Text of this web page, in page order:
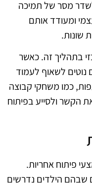
מסר של תמיכה
ומעודד אותם
שונות.
בתהליך זה. כאשר
לשאוף לעמוד
כמו משחקי קבוצה
הקשר ולסייע בפיתוח
פיתוח אחריות.
שבהם הילדים נדרשים